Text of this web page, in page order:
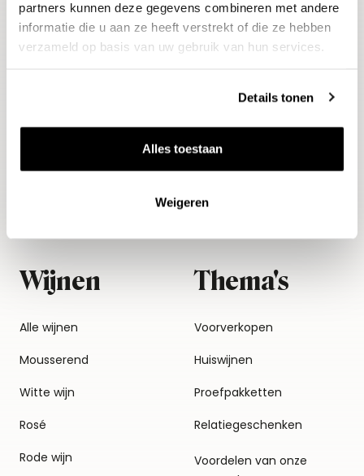
partners kunnen deze gegevens combineren met andere
informatie die u aan ze heeft verstrekt of die ze hebben
verzameld op basis van uw gebruik van hun services.
Details tonen
Alles toestaan
Weigeren
E-mailadres
Wijnen
Alle wijnen
Mousserend
Witte wijn
Rosé
Rode wijn
Thema's
Voorverkopen
Huiswijnen
Proefpakketten
Relatiegeschenken
Voordelen van onze